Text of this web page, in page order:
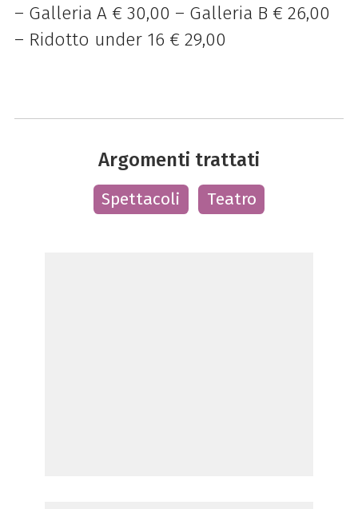
– Galleria A € 30,00 – Galleria B € 26,00
– Ridotto under 16 € 29,00
Argomenti trattati
Spettacoli Teatro